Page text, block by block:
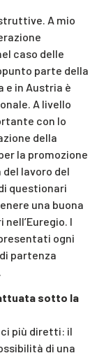
A mio
caso delle
parte della
e in Austria è
A livello
con lo
della
la promozione
del lavoro del
questionari
una buona
I
ogni
partenza
sotto la
più diretti: il
di una